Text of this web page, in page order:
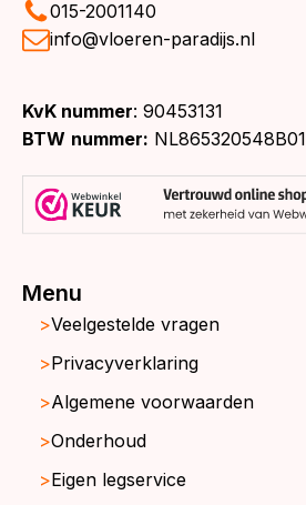
015-2001140
info@vloeren-paradijs.nl
KvK nummer: 90453131
BTW nummer: NL865320548B01
Menu
Veelgestelde vragen
Privacyverklaring
Algemene voorwaarden
Onderhoud
Eigen legservice